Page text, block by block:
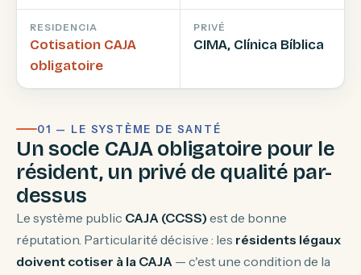
RESIDENCIA
Cotisation CAJA
obligatoire
PRIVÉ
CIMA, Clínica Bíblica
01 — LE SYSTÈME DE SANTÉ
Un socle CAJA obligatoire pour le
résident, un privé de qualité par-
dessus
Le système public CAJA (CCSS) est de bonne
réputation. Particularité décisive : les résidents légaux
doivent cotiser à la CAJA — c'est une condition de la